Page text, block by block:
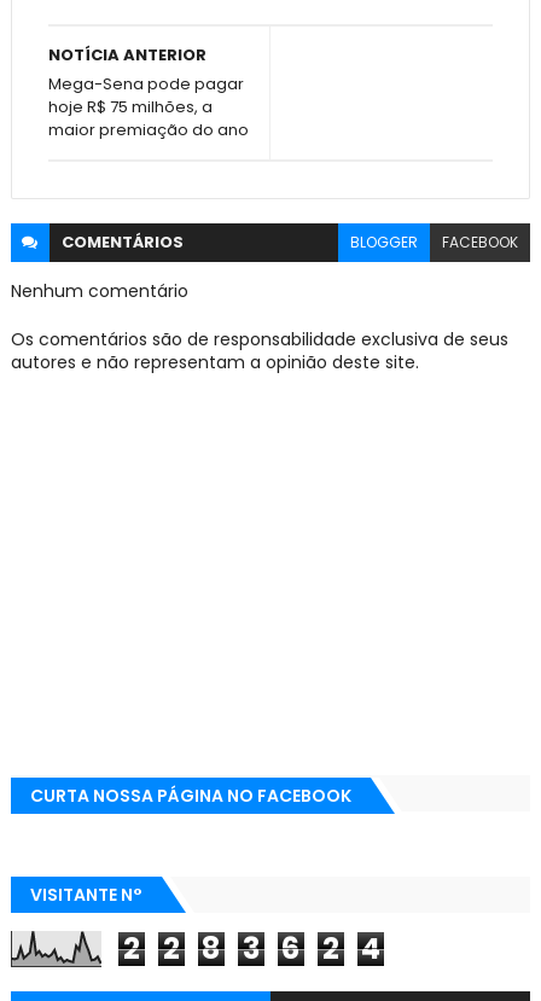
NOTÍCIA ANTERIOR
Mega-Sena pode pagar
hoje R$ 75 milhões, a
maior premiação do ano
COMENTÁRIOS BLOGGER FACEBOOK
Nenhum comentário
Os comentários são de responsabilidade exclusiva de seus
autores e não representam a opinião deste site.
CURTA NOSSA PÁGINA NO FACEBOOK
VISITANTE N°
2 2 8 3 6 2 4